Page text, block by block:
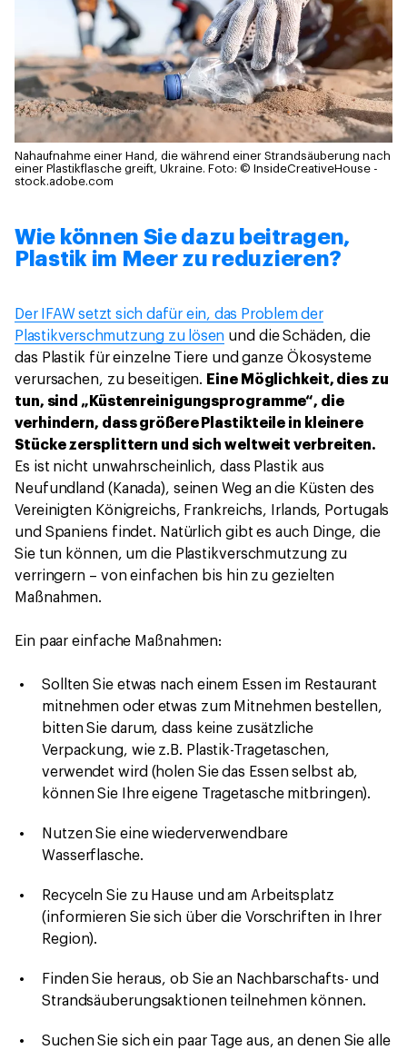
Nahaufnahme einer Hand, die während einer Strandsäuberung nach
einer Plastikflasche greift, Ukraine. Foto: © InsideCreativeHouse -
stock.adobe.com
Wie können Sie dazu beitragen,
Plastik im Meer zu reduzieren?
Der IFAW setzt sich dafür ein, das Problem der
Plastikverschmutzung zu lösen und die Schäden, die
das Plastik für einzelne Tiere und ganze Ökosysteme
verursachen, zu beseitigen. Eine Möglichkeit, dies zu
tun, sind „Küstenreinigungsprogramme“, die
verhindern, dass größere Plastikteile in kleinere
Stücke zersplittern und sich weltweit verbreiten.
Es ist nicht unwahrscheinlich, dass Plastik aus
Neufundland (Kanada), seinen Weg an die Küsten des
Vereinigten Königreichs, Frankreichs, Irlands, Portugals
und Spaniens findet. Natürlich gibt es auch Dinge, die
Sie tun können, um die Plastikverschmutzung zu
verringern – von einfachen bis hin zu gezielten
Maßnahmen.
Ein paar einfache Maßnahmen:
Sollten Sie etwas nach einem Essen im Restaurant
mitnehmen oder etwas zum Mitnehmen bestellen,
bitten Sie darum, dass keine zusätzliche
Verpackung, wie z.B. Plastik-Tragetaschen,
verwendet wird (holen Sie das Essen selbst ab,
können Sie Ihre eigene Tragetasche mitbringen).
Nutzen Sie eine wiederverwendbare
Wasserflasche.
Recyceln Sie zu Hause und am Arbeitsplatz
(informieren Sie sich über die Vorschriften in Ihrer
Region).
Finden Sie heraus, ob Sie an Nachbarschafts- und
Strandsäuberungsaktionen teilnehmen können.
Suchen Sie sich ein paar Tage aus, an denen Sie alle